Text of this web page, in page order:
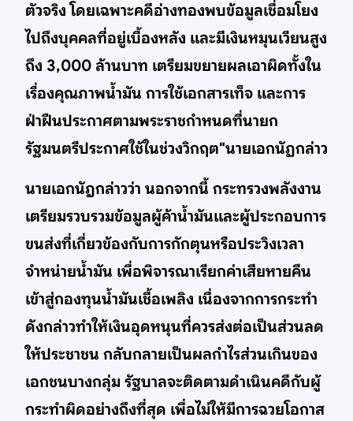
ตัวจริง โดยเฉพาะคดีอ่างทองพบข้อมูลเชื่อมโยง
ไปถึงบุคคลที่อยู่เบื้องหลัง และมีเงินหมุนเวียนสูง
ถึง 3,000 ล้านบาท เตรียมขยายผลเอาผิดทั้งใน
เรื่องคุณภาพน้ำมัน การใช้เอกสารเท็จ และการ
ฝ่าฝืนประกาศตามพระราชกำหนดที่นายก
รัฐมนตรีประกาศใช้ในช่วงวิกฤต"นายเอกนัฏกล่าว
นายเอกนัฎกล่าวว่า นอกจากนี้ กระทรวงพลังงาน
เตรียมรวบรวมข้อมูลผู้ค้าน้ำมันและผู้ประกอบการ
ขนส่งที่เกี่ยวข้องกับการกักตุนหรือประวิงเวลา
จำหน่ายน้ำมัน เพื่อพิจารณาเรียกค่าเสียหายคืน
เข้าสู่กองทุนน้ำมันเชื้อเพลิง เนื่องจากการกระทำ
ดังกล่าวทำให้เงินอุดหนุนที่ควรส่งต่อเป็นส่วนลด
ให้ประชาชน กลับกลายเป็นผลกำไรส่วนเกินของ
เอกชนบางกลุ่ม รัฐบาลจะติดตามดำเนินคดีกับผู้
กระทำผิดอย่างถึงที่สุด เพื่อไม่ให้มีการฉวยโอกาส